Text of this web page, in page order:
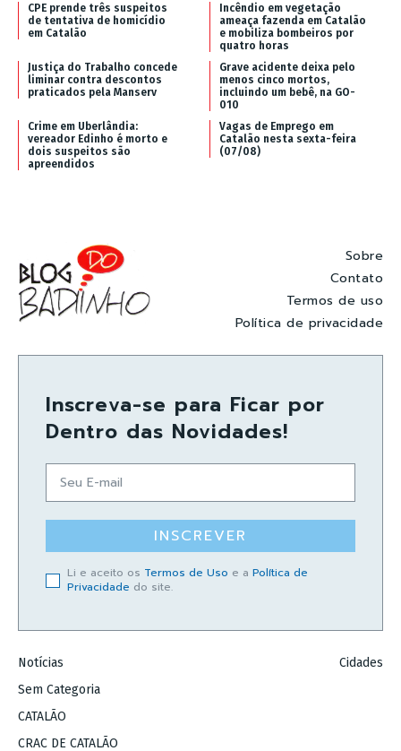
CPE prende três suspeitos
de tentativa de homicídio
em Catalão
Incêndio em vegetação
ameaça fazenda em Catalão
e mobiliza bombeiros por
quatro horas
Justiça do Trabalho concede
liminar contra descontos
praticados pela Manserv
Grave acidente deixa pelo
menos cinco mortos,
incluindo um bebê, na GO-
010
Crime em Uberlândia:
vereador Edinho é morto e
dois suspeitos são
apreendidos
Vagas de Emprego em
Catalão nesta sexta-feira
(07/08)
Sobre
Contato
Termos de uso
Política de privacidade
Inscreva-se para Ficar por
Dentro das Novidades!
INSCREVER
Li e aceito os Termos de Uso e a Política de
Privacidade do site.
Notícias
Sem Categoria
CATALÃO
CRAC DE CATALÃO
Cidades